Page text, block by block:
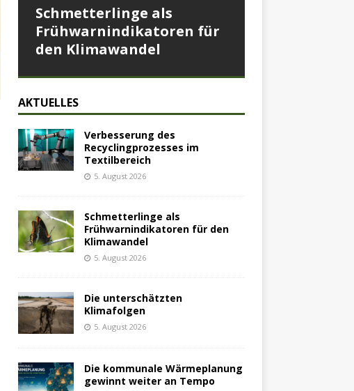
Schmetterlinge als
Frühwarnindikatoren für
den Klimawandel
AKTUELLES
Verbesserung des
Recyclingprozesses im
Textilbereich
5. August 2026
Schmetterlinge als
Frühwarnindikatoren für den
Klimawandel
5. August 2026
Die unterschätzten
Klimafolgen
5. August 2026
Die kommunale Wärmeplanung
gewinnt weiter an Tempo